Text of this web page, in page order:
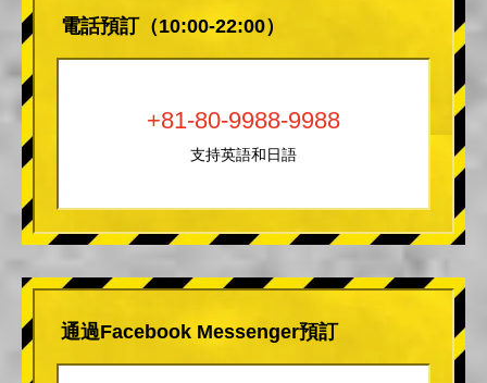
電話預訂（10:00-22:00）
+81-80-9988-9988
支持英語和日語
通過Facebook Messenger預訂